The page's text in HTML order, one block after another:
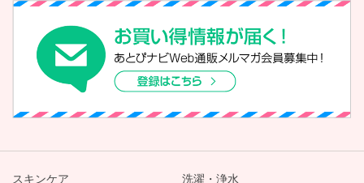
スキンケア 洗濯・浄水